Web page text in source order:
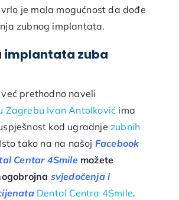
je mala mogućnost da dođe
zubnog implantata.
implantata zuba
prethodno naveli
Zagrebu Ivan Antolković ima
kod ugradnje zubnih
tako na na našoj Facebook
Centar 4Smile možete
svjedočenja i
Dental Centra 4Smile.